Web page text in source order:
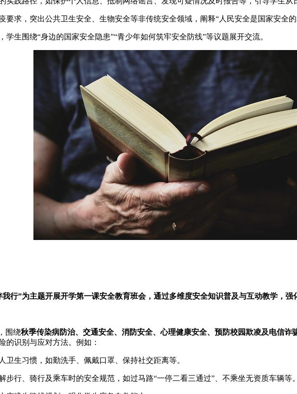
要求，突出公共卫生安全、生物安全等非传统安全领域，阐释“人民安全是国家安全
学生围绕“身边的国家安全隐患”“青少年如何筑牢安全防线”等议题展开交流。
行”为主题开展开学第一课安全教育班会，通过多维度安全知识普及与互动教学，
围绕秋季传染病防治、交通安全、消防安全、心理健康安全、预防校园欺凌及电信诈
的识别与应对方法。例如：
卫生习惯，如勤洗手、佩戴口罩、保持社交距离等。
步行、骑行及乘车时的安全规范，如过马路“一停二看三通过”、不乘坐无资质车辆等